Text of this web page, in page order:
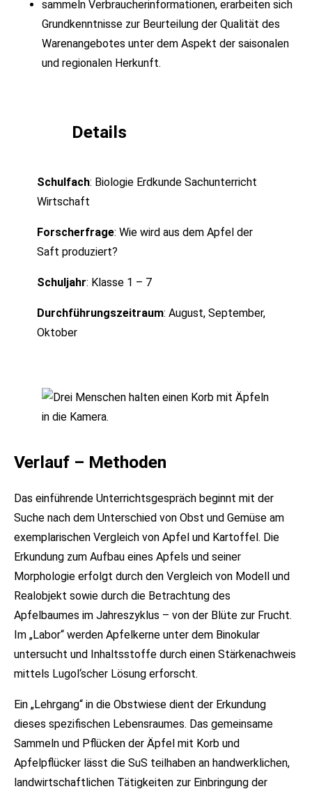
sammeln Verbraucherinformationen, erarbeiten sich
Grundkenntnisse zur Beurteilung der Qualität des
Warenangebotes unter dem Aspekt der saisonalen
und regionalen Herkunft.
Details
Schulfach: Biologie Erdkunde Sachunterricht
Wirtschaft
Forscherfrage: Wie wird aus dem Apfel der
Saft produziert?
Schuljahr: Klasse 1 – 7
Durchführungszeitraum: August, September,
Oktober
Verlauf – Methoden
Das einführende Unterrichtsgespräch beginnt mit der
Suche nach dem Unterschied von Obst und Gemüse am
exemplarischen Vergleich von Apfel und Kartoffel. Die
Erkundung zum Aufbau eines Apfels und seiner
Morphologie erfolgt durch den Vergleich von Modell und
Realobjekt sowie durch die Betrachtung des
Apfelbaumes im Jahreszyklus – von der Blüte zur Frucht.
Im „Labor“ werden Apfelkerne unter dem Binokular
untersucht und Inhaltsstoffe durch einen Stärkenachweis
mittels Lugol‘scher Lösung erforscht.
Ein „Lehrgang“ in die Obstwiese dient der Erkundung
dieses spezifischen Lebensraumes. Das gemeinsame
Sammeln und Pflücken der Äpfel mit Korb und
Apfelpflücker lässt die SuS teilhaben an handwerklichen,
landwirtschaftlichen Tätigkeiten zur Einbringung der